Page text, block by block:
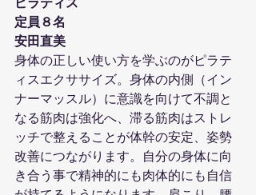
ピラティス
定員８名
安田直美
身体の正しい使い方を学ぶのがピラテ
ィスエクササイズ。身体の内側（イン
ナーマッスル）に意識を向けて不調と
なる筋肉は強化へ、滞る筋肉はストレ
ッチで整えることが体幹の安定、姿勢
改善につながります。自分の身体に向
き合う事で精神的にも肉体的にも自信